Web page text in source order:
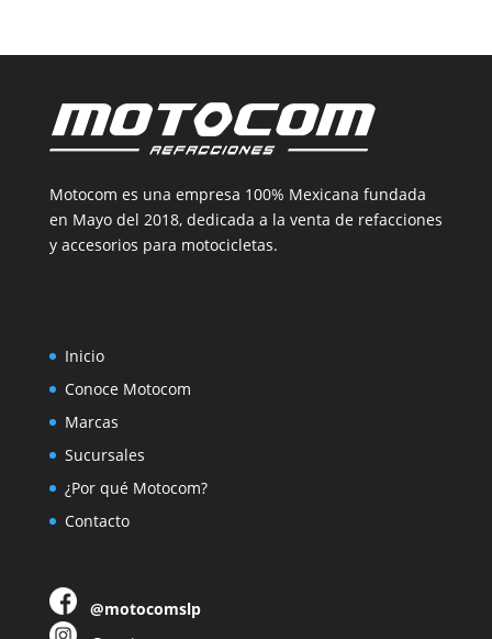
Motocom es una empresa 100% Mexicana fundada
en Mayo del 2018, dedicada a la venta de refacciones
y accesorios para motocicletas.
Inicio
Conoce Motocom
Marcas
Sucursales
¿Por qué Motocom?
Contacto
@motocomslp